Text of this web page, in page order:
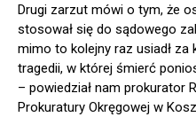
Drugi zarzut mówi o tym, że
stosował się do sądowego
mimo to kolejny raz usiadł
tragedii, w której śmierć
– powiedział nam prokurator
Prokuratury Okręgowej w